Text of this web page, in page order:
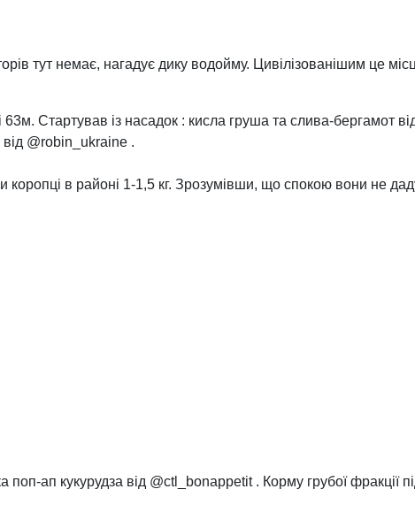
тут немає, нагадує дику водойму. Цивілізованішим це
Стартував із насадок : кисла груша та слива-бергамот
@robin_ukraine .
в районі 1-1,5 кг. Зрозумівши, що спокою вони не
поп-ап кукурудза від @ctl_bonappetit . Корму грубої фракції